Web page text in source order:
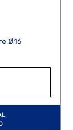
Ø16